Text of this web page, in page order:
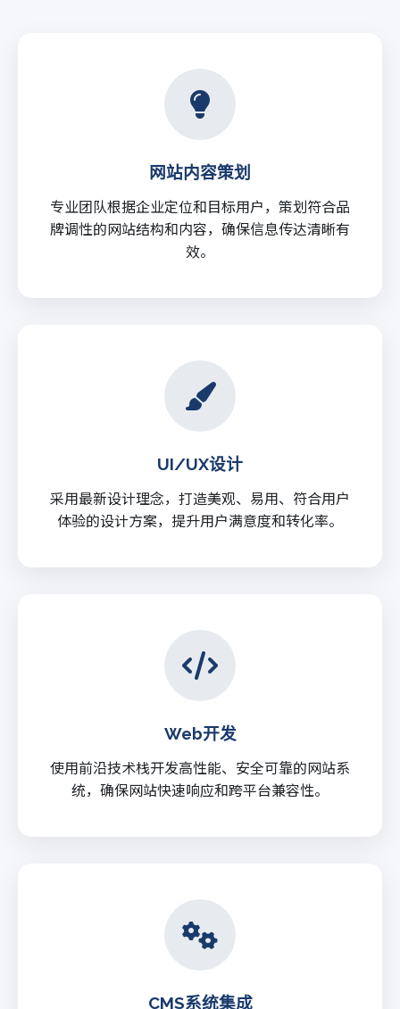
网站内容策划
专业团队根据企业定位和目标用户，策划符合品
牌调性的网站结构和内容，确保信息传达清晰有
效。
UI/UX设计
采用最新设计理念，打造美观、易用、符合用户
体验的设计方案，提升用户满意度和转化率。
Web开发
使用前沿技术栈开发高性能、安全可靠的网站系
统，确保网站快速响应和跨平台兼容性。
CMS系统集成